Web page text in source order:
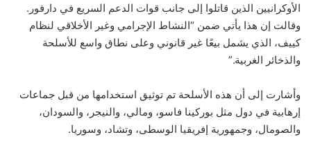
الأوكرانيين الذين قاتلوا إلى جانب قوات الدعم السريع في دارفور.
وقالت إن هذا يأتي ضمن “النشاط الإجرامي وغير الأخلاقي لنظام
كييف، الذي يشمل بيعًا غير قانوني وعلى نطاق واسع للأسلحة
والذخائر الغربية.”
وأشارت إلى أن هذه الأسلحة تم توثيق استخدامها من قبل جماعات
إرهابية في دول مثل بوركينا فاسو، ومالي، والنيجر، والسودان،
والصومال، وجمهورية إفريقيا الوسطى، وتشاد، وسوريا.